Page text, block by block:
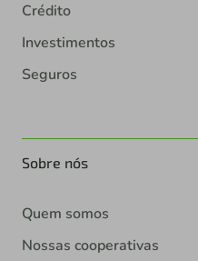
Crédito
Investimentos
Seguros
Sobre nós
Quem somos
Nossas cooperativas